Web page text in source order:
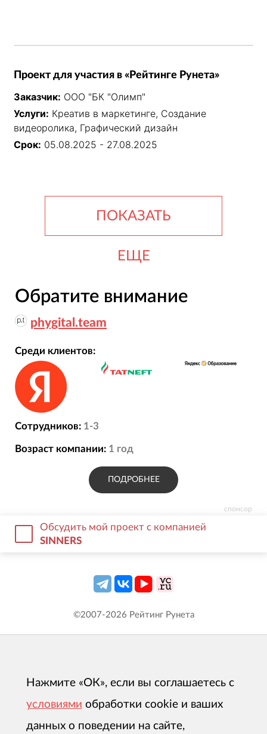
Проект для участия в «Рейтинге Рунета»
Заказчик: ООО "БК "Олимп"
Услуги: Креатив в маркетинге, Создание
видеоролика, Графический дизайн
Срок: 05.08.2025 - 27.08.2025
ПОКАЗАТЬ
ЕЩЕ
спонсор
Обратите внимание
phygital.team
Среди клиентов:
Сотрудников: 1-3
Возраст компании: 1 год
ПОДРОБНЕЕ
Обсудить мой проект с компанией
SINNERS
©2007-2026 Рейтинг Рунета
Нажмите «ОК», если вы соглашаетесь с
условиями обработки cookie и ваших
данных о поведении на сайте,